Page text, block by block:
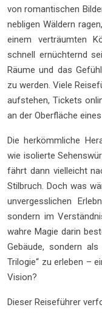
von romantischen
nebligen Wäldern
einem verträumten
schnell ernüchternd
Räume und das
zu werden. Viele
aufstehen, Tickets
an der Oberfläche
Die herkömmliche
wie isolierte
fährt dann vielleicht
Stilbruch. Doch was
unvergesslichen
sondern im
wahre Magie darin
Gebäude, sondern
Trilogie“ zu erleben –
Vision?
Dieser Reiseführer